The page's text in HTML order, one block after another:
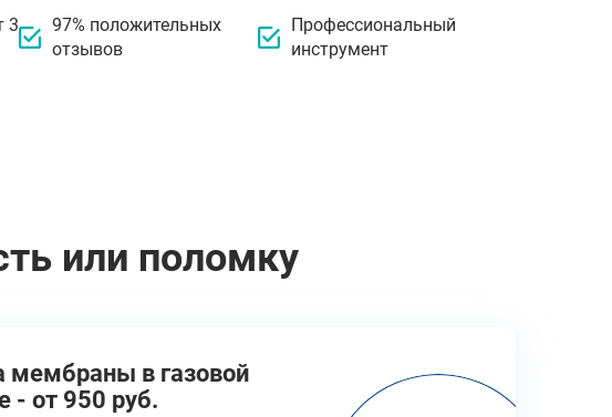
3
97% положительных
отзывов
Профессиональный
инструмент
или поломку
мембраны в газовой
- от 950 руб.